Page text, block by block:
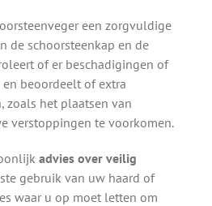
een zorgvuldige
de schoorsteenkap en de
of er beschadigingen of
beoordeelt of extra
zoals het plaatsen van
verstoppingen te voorkomen.
advies over veilig
gebruik van uw haard of
waar u op moet letten om